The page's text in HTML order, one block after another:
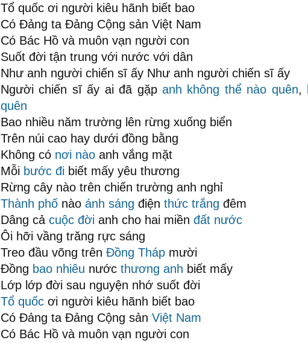
Tổ quốc ơi người kiêu hãnh biết bao
Có Đảng ta Đảng Cộng sản Việt Nam
Có Bác Hồ và muôn vạn người con
Suốt đời tận trung với nước với dân
Như anh người chiến sĩ ấy Như anh người chiến sĩ ấy
Người chiến sĩ ấy ai đã gặp anh không thể nào quên,
quên
Bao nhiều năm trường lên rừng xuống biển
Trên núi cao hay dưới đồng bằng
Không có nơi nào anh vắng mặt
Mỗi bước đi biết mấy yêu thương
Rừng cây nào trên chiến trường anh nghỉ
Thành phố nào ánh sáng điện thức trắng đêm
Dâng cả cuộc đời anh cho hai miền đất nước
Ôi hỡi vầng trăng rực sáng
Treo đầu võng trên Đồng Tháp mười
Đồng bao nhiêu nước thương anh biết mấy
Lớp lớp đời sau nguyện nhớ suốt đời
Tổ quốc ơi người kiêu hãnh biết bao
Có Đảng ta Đảng Cộng sản Việt Nam
Có Bác Hồ và muôn vạn người con